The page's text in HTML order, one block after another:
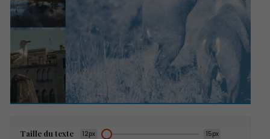
Taille du texte 12px 15px